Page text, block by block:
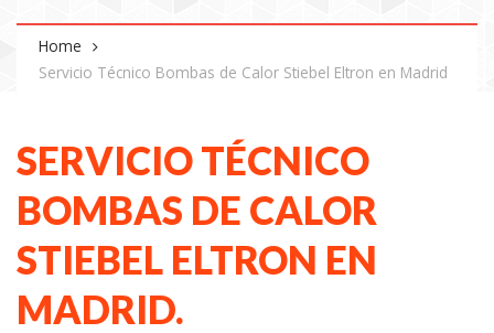
Home
Servicio Técnico Bombas de Calor Stiebel Eltron en Madrid
SERVICIO TÉCNICO
BOMBAS DE CALOR
STIEBEL ELTRON EN
MADRID.